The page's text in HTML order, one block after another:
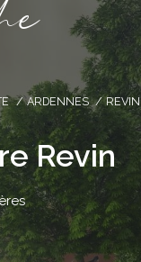
e
ARDENNES REVIN
Revin